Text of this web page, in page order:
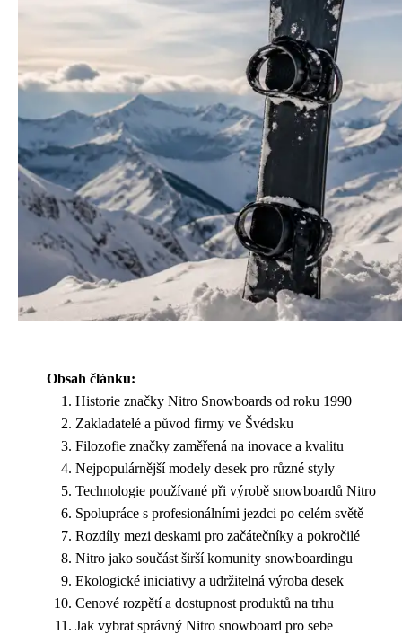
Obsah článku:
Historie značky Nitro Snowboards od roku 1990
Zakladatelé a původ firmy ve Švédsku
Filozofie značky zaměřená na inovace a kvalitu
Nejpopulárnější modely desek pro různé styly
Technologie používané při výrobě snowboardů Nitro
Spolupráce s profesionálními jezdci po celém světě
Rozdíly mezi deskami pro začátečníky a pokročilé
Nitro jako součást širší komunity snowboardingu
Ekologické iniciativy a udržitelná výroba desek
Cenové rozpětí a dostupnost produktů na trhu
Jak vybrat správný Nitro snowboard pro sebe